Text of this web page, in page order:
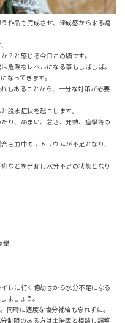
作品も完成させ、達成感から来る嬉
？と感じる今日この頃です。
危険なレベルになる事もしばしば。
なってきます。
もあることから、十分な対策が必要
脱水症状を起こします。
り、めまい、怠さ、発熱、痙攣等の
も血中のナトリウムが不足となり、
などを発症し水分不足の状態となり
攣
レに行く億劫さから水分不足になる
ましょう。
同時に適度な塩分補給も忘れずに。
制限のある方は主治医と相談し調整